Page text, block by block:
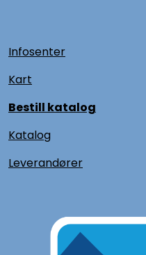
Infosenter
Kart
Bestill katalog
Katalog
Leverandører